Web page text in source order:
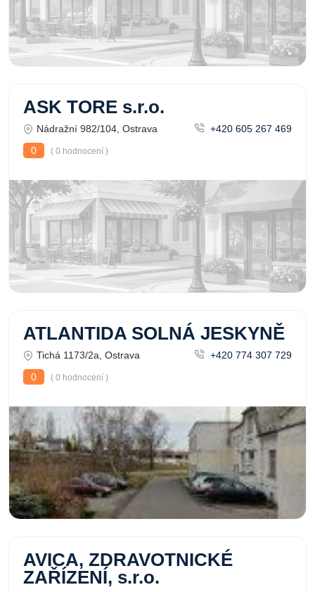
ASK TORE s.r.o.
Nádražní 982/104, Ostrava
+420 605 267 469
0
( 0 hodnocení )
ATLANTIDA SOLNÁ JESKYNĚ
Tichá 1173/2a, Ostrava
+420 774 307 729
0
( 0 hodnocení )
AVICA, ZDRAVOTNICKÉ
ZAŘÍZENÍ, s.r.o.